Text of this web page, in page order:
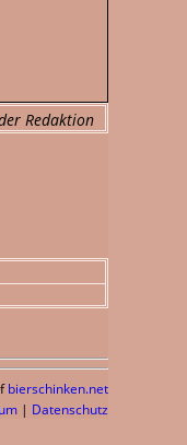
Redaktion
bierschinken.net
| Datenschutz